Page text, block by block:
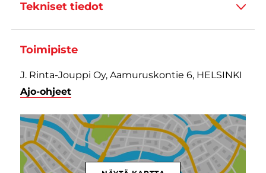
Tekniset tiedot
Toimipiste
J. Rinta-Jouppi Oy, Aamuruskontie 6, HELSINKI
Ajo-ohjeet